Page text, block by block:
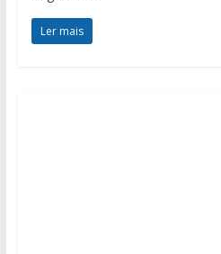
Ler mais